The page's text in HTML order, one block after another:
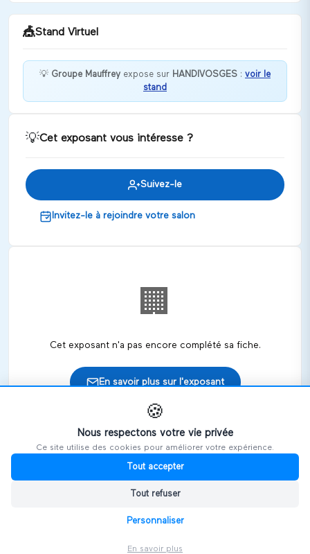
🎪Stand Virtuel
💡 Groupe Mauffrey expose sur HANDIVOSGES : voir le
stand
💡Cet exposant vous intéresse ?
Suivez-le
Invitez-le à rejoindre votre salon
🏢
Cet exposant n'a pas encore complété sa fiche.
En savoir plus sur l'exposant
🎪Retrouvez cet exposant sur les salons
🍪
Nous respectons votre vie privée
Ce site utilise des cookies pour améliorer votre expérience.
Tout accepter
Tout refuser
Personnaliser
En savoir plus